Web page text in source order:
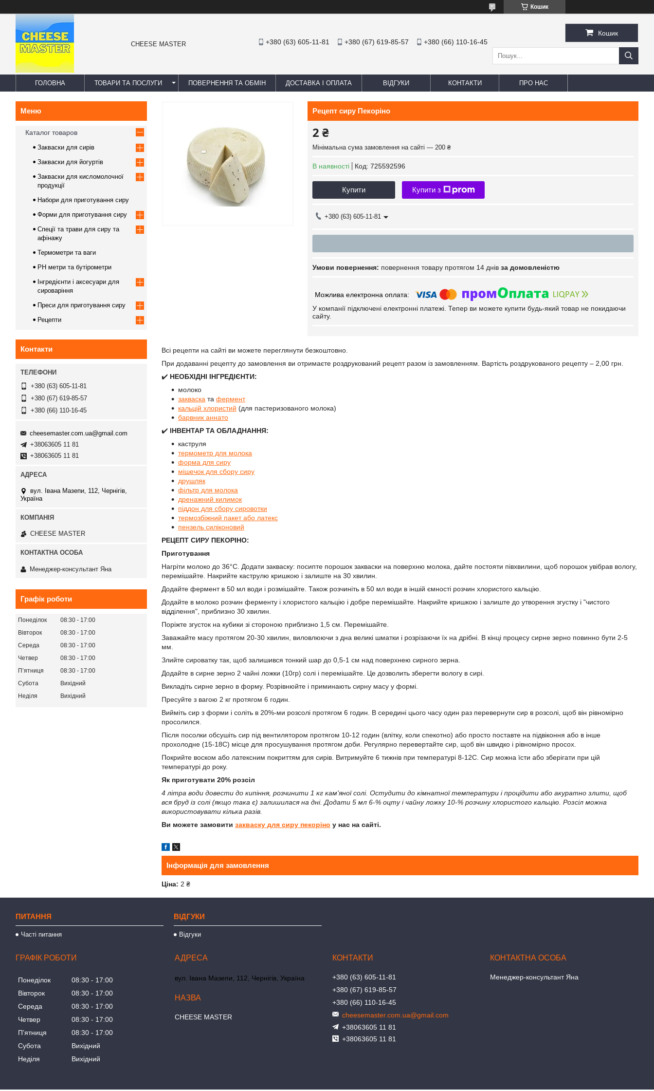
Кошик
CHEESE MASTER +380 (63) 605-11-81 +380 (67) 619-85-57 +380 (66) 110-16-45
Кошик
ГОЛОВНА ТОВАРИ ТА ПОСЛУГИ ПОВЕРНЕННЯ ТА ОБМІН ДОСТАВКА І ОПЛАТА ВІДГУКИ КОНТАКТИ ПРО НАС
Рецепт сиру Пекоріно
2 ₴
Мінімальна сума замовлення на сайті — 200 ₴
В наявності Код: 725592596
Купити Купити з
+380 (63) 605-11-81
повернення товару протягом 14 днів за домовленістю
У компанії підключені електронні платежі. Тепер ви можете купити будь-який товар не покидаючи
сайту.
Всі рецепти на сайті ви можете переглянути безкоштовно.
При додаванні рецепту до замовлення ви отримаєте роздрукований рецепт разом із замовленням. Вартість роздрукованого рецепту – 2,00 грн.
✔️ НЕОБХІДНІ ІНГРЕДІЄНТИ:
молоко
закваска та фермент
кальцій хлористий (для пастеризованого молока)
барвник аннато
✔️ ІНВЕНТАР ТА ОБЛАДНАННЯ:
каструля
термометр для молока
форма для сиру
мішечок для сбору сиру
друшляк
фільтр для молока
дренажний килимок
піддон для сбору сировотки
термозбіжний пакет або латекс
пензель силіконовий
РЕЦЕПТ СИРУ ПЕКОРІНО:
Приготування
Нагріти молоко до 36°С. Додати закваску: посипте порошок закваски на поверхню молока, дайте постояти півхвилини, щоб порошок увібрав вологу,
перемішайте. Накрийте каструлю кришкою і залиште на 30 хвилин.
Додайте фермент в 50 мл води і розмішайте. Також розчиніть в 50 мл води в іншій ємності розчин хлористого кальцію.
Додайте в молоко розчин ферменту і хлористого кальцію і добре перемішайте. Накрийте кришкою і залиште до утворення згустку і "чистого
відділення", приблизно 30 хвилин.
Поріжте згусток на кубики зі стороною приблизно 1,5 см. Перемішайте.
Заважайте масу протягом 20-30 хвилин, виловлюючи з дна великі шматки і розрізаючи їх на дрібні. В кінці процесу сирне зерно повинно бути 2-5
мм.
Злийте сироватку так, щоб залишився тонкий шар до 0,5-1 см над поверхнею сирного зерна.
Додайте в сирне зерно 2 чайні ложки (10гр) солі і перемішайте. Це дозволить зберегти вологу в сирі.
Викладіть сирне зерно в форму. Розрівнюйте і приминають сирну масу у формі.
Пресуйте з вагою 2 кг протягом 6 годин.
Вийміть сир з форми і соліть в 20%-ми розсолі протягом 6 годин. В середині цього часу один раз перевернути сир в розсолі, щоб він рівномірно
просолился.
Після посолки обсушіть сир під вентилятором протягом 10-12 годин (влітку, коли спекотно) або просто поставте на підвіконня або в інше
прохолодне (15-18С) місце для просушування протягом доби. Регулярно перевертайте сир, щоб він швидко і рівномірно просох.
Покрийте воском або латексним покриттям для сирів. Витримуйте 6 тижнів при температурі 8-12С. Сир можна їсти або зберігати при цій
температурі до року.
Як приготувати 20% розсіл
4 літра води довести до кипіння, розчинити 1 кг кам'яної солі. Остудити до кімнатної температури і процідити або акуратно злити, щоб
вся бруд із солі (якщо така є) залишилася на дні. Додати 5 мл 6-% оцту і чайну ложку 10-% розчину хлористого кальцію. Розсіл можна
використовувати кілька разів.
Ви можете замовити закваску для сиру пекоріно у нас на сайті.
Інформація для замовлення
Ціна: 2 ₴
Каталог товаров
Закваски для сирів
Закваски для йогуртів
Закваски для кисломолочної
продукції
Набори для приготування сиру
Форми для приготування сиру
Спеції та трави для сиру та
афінажу
Термометри та ваги
PH метри та бутірометри
Інгредієнти і аксесуари для
сироваріння
Преси для приготування сиру
Рецепти
Контакти
+380 (63) 605-11-81
+380 (67) 619-85-57
+380 (66) 110-16-45
cheesemaster.com.ua@gmail.com
+38063605 11 81
+38063605 11 81
вул. Івана Мазепи, 112, Чернігів,
Україна
СHEESE MASTER
Менеджер-консультант Яна
Графік роботи
Понеділок 08:30
17:00
Вівторок
08:30
17:00
Середа
08:30
17:00
Четвер
08:30
17:00
Пʼятниця
08:30
17:00
Субота
Вихідний
Неділя
Вихідний
ПИТАННЯ
Часті питання
ВІДГУКИ
Відгуки
ГРАФІК РОБОТИ
Понеділок 08:30
17:00
Вівторок
08:30
17:00
Середа
08:30
17:00
Четвер
08:30
17:00
Пʼятниця
08:30
17:00
Субота
Вихідний
Неділя
Вихідний
вул. Івана Мазепи, 112, Чернігів, Україна
СHEESE MASTER
+380 (63) 605-11-81
+380 (67) 619-85-57
+380 (66) 110-16-45
cheesemaster.com.ua@gmail.com
+38063605 11 81
+38063605 11 81
Менеджер-консультант Яна